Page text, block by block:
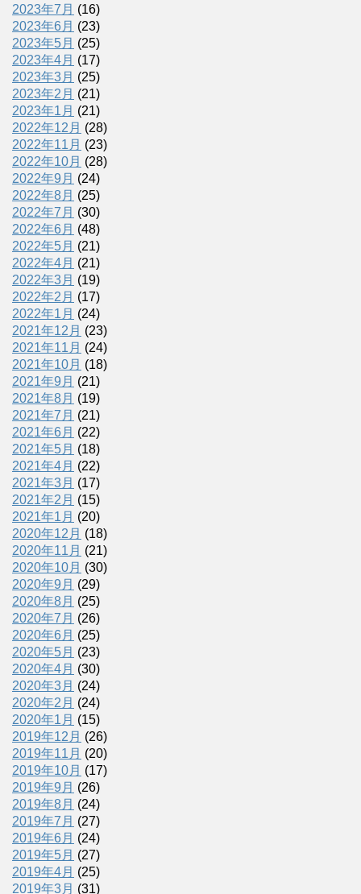
2023年7月 (16)
2023年6月 (23)
2023年5月 (25)
2023年4月 (17)
2023年3月 (25)
2023年2月 (21)
2023年1月 (21)
2022年12月 (28)
2022年11月 (23)
2022年10月 (28)
2022年9月 (24)
2022年8月 (25)
2022年7月 (30)
2022年6月 (48)
2022年5月 (21)
2022年4月 (21)
2022年3月 (19)
2022年2月 (17)
2022年1月 (24)
2021年12月 (23)
2021年11月 (24)
2021年10月 (18)
2021年9月 (21)
2021年8月 (19)
2021年7月 (21)
2021年6月 (22)
2021年5月 (18)
2021年4月 (22)
2021年3月 (17)
2021年2月 (15)
2021年1月 (20)
2020年12月 (18)
2020年11月 (21)
2020年10月 (30)
2020年9月 (29)
2020年8月 (25)
2020年7月 (26)
2020年6月 (25)
2020年5月 (23)
2020年4月 (30)
2020年3月 (24)
2020年2月 (24)
2020年1月 (15)
2019年12月 (26)
2019年11月 (20)
2019年10月 (17)
2019年9月 (26)
2019年8月 (24)
2019年7月 (27)
2019年6月 (24)
2019年5月 (27)
2019年4月 (25)
2019年3月 (31)